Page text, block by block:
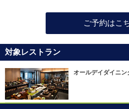
ご予約はこ
対象レストラン
オールデイダイニ